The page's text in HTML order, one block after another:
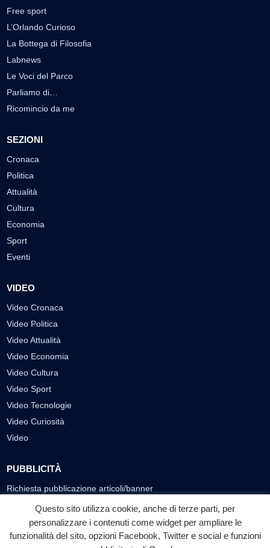
Free sport
L’Orlando Curioso
La Bottega di Filosofia
Labnews
Le Voci del Parco
Parliamo di…
Ricomincio da me
SEZIONI
Cronaca
Politica
Attualità
Cultura
Economia
Sport
Eventi
VIDEO
Video Cronaca
Video Politica
Video Attualità
Video Economia
Video Cultura
Video Sport
Video Tecnologie
Video Curiosità
Video
PUBBLICITÀ
Richiesta pubblicazione articoli/banner
SEGUICI SUI SOCIAL
f ◎ ▶
Questo sito utilizza cookie, anche di terze parti, per
personalizzare i contenuti come widget per ampliare le
funzionalità del sito, opzioni Facebook, Twitter e social e funzioni